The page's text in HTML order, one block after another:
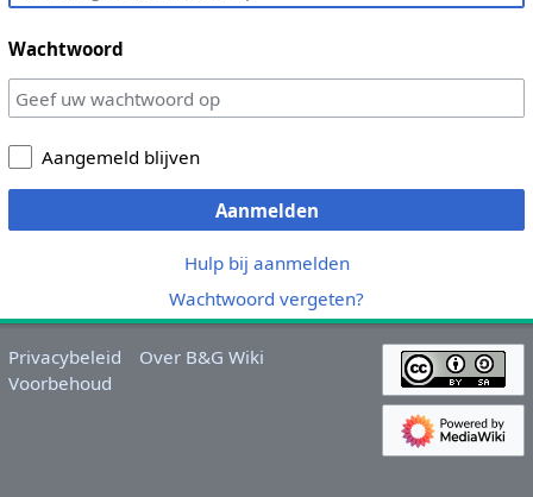
Wachtwoord
Aangemeld blijven
Aanmelden
Hulp bij aanmelden
Wachtwoord vergeten?
Privacybeleid
Over B&G Wiki
Voorbehoud